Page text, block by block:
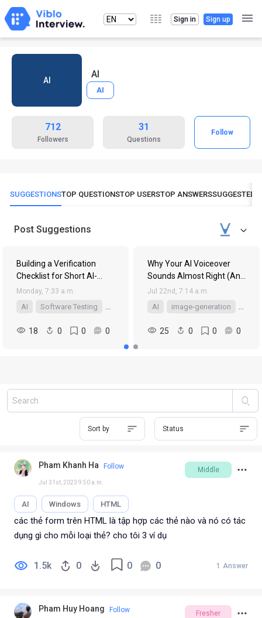
Sign in Sign up
AI
AI
AI
712
Followers
31
Questions
Follow
SUGGESTIONSTOP QUESTIONSTOP USERSTOP ANSWERSSUGGESTED
Post Suggestions
Building a Verification
Checklist for Short AI-
Generated Video and
Monday, 7:33 a.m.
AI Software Testing
18 0 0 0
Why Your AI Voiceover
Sounds Almost Right (And
How to Close the Gap)
Jul 22nd, 7:14 a.m.
AI image-generation
25 0 0 0
Sort by Status
Pham Khanh Ha Follow
Jul 31st, 2023 9:50 a.m.
Middle
AI Windows HTML
các thẻ form trên HTML là tập hợp các thẻ nào và nó có tác
dụng gì cho mỗi loại thẻ? cho tôi 3 ví dụ
1.5k 0 0 0 1 Answer
Pham Huy Hoang Follow Fresher